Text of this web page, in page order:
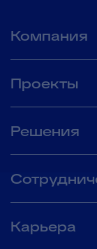
Компания
Проекты
Решения
Карьера